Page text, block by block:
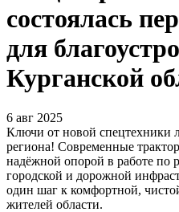
состоялась
для
Курганской
6 авг 2025
Ключи от новой спецтехники
региона! Современные
надёжной опорой в работе по
городской и дорожной
один шаг к комфортной,
жителей области.